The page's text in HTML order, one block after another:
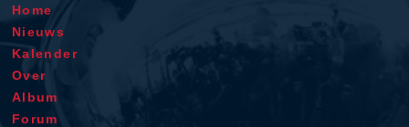
Home
Nieuws
Kalender
Over
Album
Forum